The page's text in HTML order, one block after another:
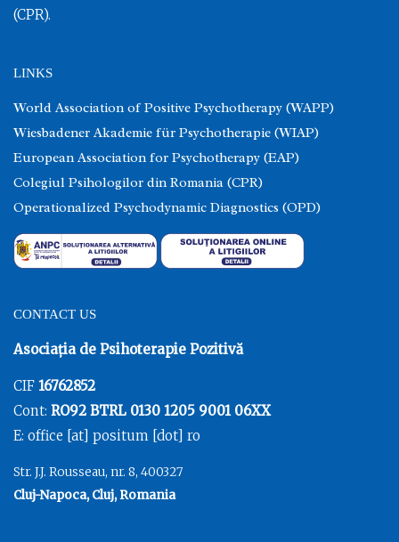
(CPR).
LINKS
World Association of Positive Psychotherapy (WAPP)
Wiesbadener Akademie für Psychotherapie (WIAP)
European Association for Psychotherapy (EAP)
Colegiul Psihologilor din Romania (CPR)
Operationalized Psychodynamic Diagnostics (OPD)
CONTACT US
Asociația de Psihoterapie Pozitivă
CIF 16762852
Cont: RO92 BTRL 0130 1205 9001 06XX
E: office [at] positum [dot] ro
Str. J.J. Rousseau, nr. 8, 400327
Cluj-Napoca, Cluj, Romania